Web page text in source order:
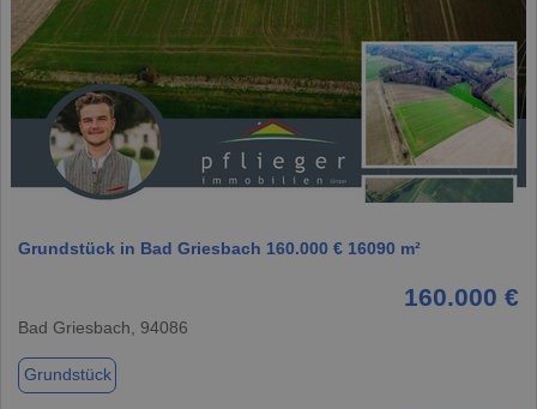
1 / 1
Grundstück in Bad Griesbach 160.000 € 16090 m²
160.000 €
Bad Griesbach, 94086
Grundstück